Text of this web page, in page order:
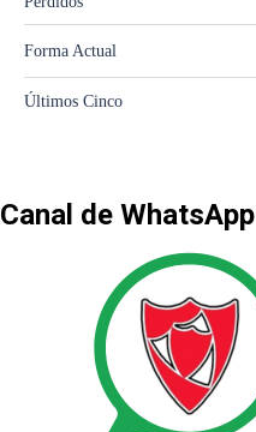
Canal de WhatsApp